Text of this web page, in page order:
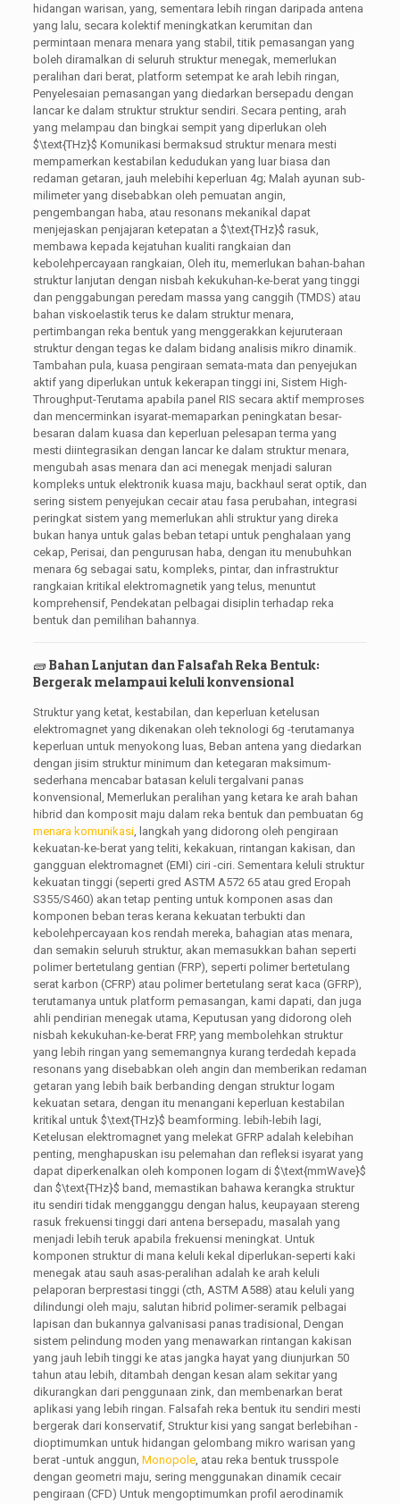
hidangan warisan, yang, sementara lebih ringan daripada antena
yang lalu, secara kolektif meningkatkan kerumitan dan
permintaan menara menara yang stabil, titik pemasangan yang
boleh diramalkan di seluruh struktur menegak, memerlukan
peralihan dari berat, platform setempat ke arah lebih ringan,
Penyelesaian pemasangan yang diedarkan bersepadu dengan
lancar ke dalam struktur struktur sendiri. Secara penting, arah
yang melampau dan bingkai sempit yang diperlukan oleh
$\text{THz}$ Komunikasi bermaksud struktur menara mesti
mempamerkan kestabilan kedudukan yang luar biasa dan
redaman getaran, jauh melebihi keperluan 4g; Malah ayunan sub-
milimeter yang disebabkan oleh pemuatan angin,
pengembangan haba, atau resonans mekanikal dapat
menjejaskan penjajaran ketepatan a $\text{THz}$ rasuk,
membawa kepada kejatuhan kualiti rangkaian dan
kebolehpercayaan rangkaian, Oleh itu, memerlukan bahan-bahan
struktur lanjutan dengan nisbah kekukuhan-ke-berat yang tinggi
dan penggabungan peredam massa yang canggih (TMDS) atau
bahan viskoelastik terus ke dalam struktur menara,
pertimbangan reka bentuk yang menggerakkan kejuruteraan
struktur dengan tegas ke dalam bidang analisis mikro dinamik.
Tambahan pula, kuasa pengiraan semata-mata dan penyejukan
aktif yang diperlukan untuk kekerapan tinggi ini, Sistem High-
Throughput-Terutama apabila panel RIS secara aktif memproses
dan mencerminkan isyarat-memaparkan peningkatan besar-
besaran dalam kuasa dan keperluan pelesapan terma yang
mesti diintegrasikan dengan lancar ke dalam struktur menara,
mengubah asas menara dan aci menegak menjadi saluran
kompleks untuk elektronik kuasa maju, backhaul serat optik, dan
sering sistem penyejukan cecair atau fasa perubahan, integrasi
peringkat sistem yang memerlukan ahli struktur yang direka
bukan hanya untuk galas beban tetapi untuk penghalaan yang
cekap, Perisai, dan pengurusan haba, dengan itu menubuhkan
menara 6g sebagai satu, kompleks, pintar, dan infrastruktur
rangkaian kritikal elektromagnetik yang telus, menuntut
komprehensif, Pendekatan pelbagai disiplin terhadap reka
bentuk dan pemilihan bahannya.
🧱 Bahan Lanjutan dan Falsafah Reka Bentuk:
Bergerak melampaui keluli konvensional
Struktur yang ketat, kestabilan, dan keperluan ketelusan
elektromagnet yang dikenakan oleh teknologi 6g -terutamanya
keperluan untuk menyokong luas, Beban antena yang diedarkan
dengan jisim struktur minimum dan ketegaran maksimum-
sederhana mencabar batasan keluli tergalvani panas
konvensional, Memerlukan peralihan yang ketara ke arah bahan
hibrid dan komposit maju dalam reka bentuk dan pembuatan 6g
menara komunikasi, langkah yang didorong oleh pengiraan
kekuatan-ke-berat yang teliti, kekakuan, rintangan kakisan, dan
gangguan elektromagnet (EMI) ciri -ciri. Sementara keluli struktur
kekuatan tinggi (seperti gred ASTM A572 65 atau gred Eropah
S355/S460) akan tetap penting untuk komponen asas dan
komponen beban teras kerana kekuatan terbukti dan
kebolehpercayaan kos rendah mereka, bahagian atas menara,
dan semakin seluruh struktur, akan memasukkan bahan seperti
polimer bertetulang gentian (FRP), seperti polimer bertetulang
serat karbon (CFRP) atau polimer bertetulang serat kaca (GFRP),
terutamanya untuk platform pemasangan, kami dapati, dan juga
ahli pendirian menegak utama, Keputusan yang didorong oleh
nisbah kekukuhan-ke-berat FRP, yang membolehkan struktur
yang lebih ringan yang sememangnya kurang terdedah kepada
resonans yang disebabkan oleh angin dan memberikan redaman
getaran yang lebih baik berbanding dengan struktur logam
kekuatan setara, dengan itu menangani keperluan kestabilan
kritikal untuk $\text{THz}$ beamforming. lebih-lebih lagi,
Ketelusan elektromagnet yang melekat GFRP adalah kelebihan
penting, menghapuskan isu pelemahan dan refleksi isyarat yang
dapat diperkenalkan oleh komponen logam di $\text{mmWave}$
dan $\text{THz}$ band, memastikan bahawa kerangka struktur
itu sendiri tidak mengganggu dengan halus, keupayaan stereng
rasuk frekuensi tinggi dari antena bersepadu, masalah yang
menjadi lebih teruk apabila frekuensi meningkat. Untuk
komponen struktur di mana keluli kekal diperlukan-seperti kaki
menegak atau sauh asas-peralihan adalah ke arah keluli
pelaporan berprestasi tinggi (cth, ASTM A588) atau keluli yang
dilindungi oleh maju, salutan hibrid polimer-seramik pelbagai
lapisan dan bukannya galvanisasi panas tradisional, Dengan
sistem pelindung moden yang menawarkan rintangan kakisan
yang jauh lebih tinggi ke atas jangka hayat yang diunjurkan 50
tahun atau lebih, ditambah dengan kesan alam sekitar yang
dikurangkan dari penggunaan zink, dan membenarkan berat
aplikasi yang lebih ringan. Falsafah reka bentuk itu sendiri mesti
bergerak dari konservatif, Struktur kisi yang sangat berlebihan -
dioptimumkan untuk hidangan gelombang mikro warisan yang
berat -untuk anggun, Monopole, atau reka bentuk trusspole
dengan geometri maju, sering menggunakan dinamik cecair
pengiraan (CFD) Untuk mengoptimumkan profil aerodinamik